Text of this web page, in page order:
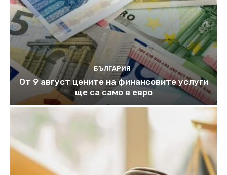
БЪЛГАРИЯ
От 9 август цените на финансовите услуги
ще са само в евро